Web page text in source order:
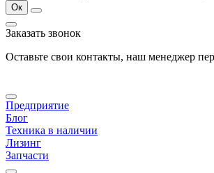
Ок
Заказать звонок
Оставьте свои контакты, наш менеджер
Предприятие
Блог
Техника в наличии
Лизинг
Запчасти